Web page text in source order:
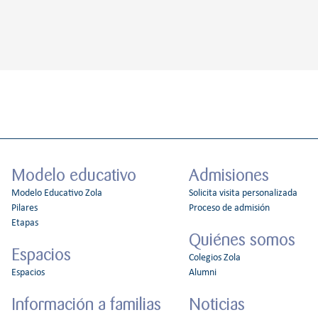
Modelo educativo
Modelo Educativo Zola
Pilares
Etapas
Espacios
Espacios
Información a familias
Admisiones
Solicita visita personalizada
Proceso de admisión
Quiénes somos
Colegios Zola
Alumni
Noticias